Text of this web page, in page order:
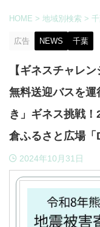
HOME > 地域別検索 >
広告 NEWS 千葉
【ギネスチャレ
無料送迎バスを
き」ギネス挑戦
倉ふるさと広場「
2024年10月31日